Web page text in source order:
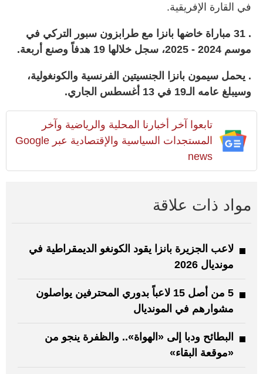
في القارة الإفريقية.
. 31 مباراة خاضها بانزا مع طرابزون سبور التركي في
موسم 2024 - 2025، سجل خلالها 19 هدفاً وصنع أربعة.
. يحمل سيمون بانزا الجنسيتين الفرنسية والكونغولية،
وسيبلغ عامه الـ19 في 13 أغسطس الجاري.
تابعوا آخر أخبارنا المحلية والرياضية وآخر
المستجدات السياسية والإقتصادية عبر Google
news
مواد ذات علاقة
لاعب الجزيرة بانزا يقود الكونغو الديمقراطية في
مونديال 2026
5 من أصل 15 لاعباً بدوري المحترفين يواصلون
مشوارهم في المونديال
البطائح ودبا إلى «الهواة».. والظفرة ينجو من
«موقعة البقاء»